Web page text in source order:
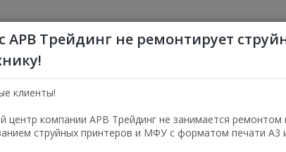
Пн—Пт
г. Москва,
АРВ Трейдинг не ремонтирует
клиенты!
центр компании АРВ Трейдинг не занимается ремонтом
струйных принтеров и МФУ с форматом печати А3